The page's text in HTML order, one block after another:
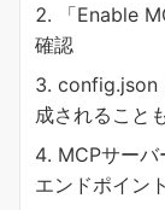
「Enable
確認
config.json
成されること
MCPサー
エンドポイン